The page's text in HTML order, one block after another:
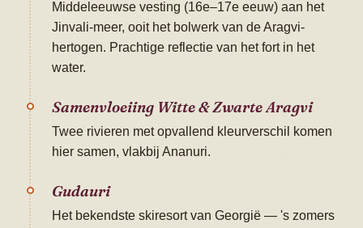
Middeleeuwse vesting (16e–17e eeuw) aan het
Jinvali-meer, ooit het bolwerk van de Aragvi-
hertogen. Prachtige reflectie van het fort in het
water.
Samenvloeiing Witte & Zwarte Aragvi
Twee rivieren met opvallend kleurverschil komen
hier samen, vlakbij Ananuri.
Gudauri
Het bekendste skiresort van Georgië — 's zomers